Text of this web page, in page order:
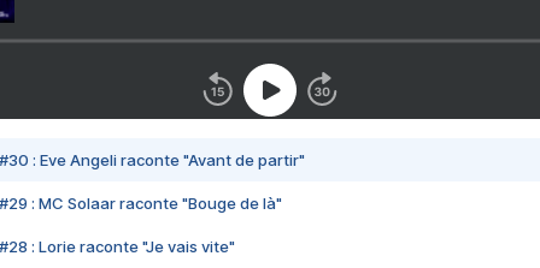
#30 : Eve Angeli raconte "Avant de partir"
#29 : MC Solaar raconte "Bouge de là"
#28 : Lorie raconte "Je vais vite"